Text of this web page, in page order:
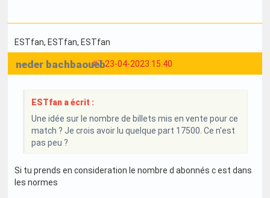
ESTfan, ESTfan, ESTfan
#7 23-04-2023 15:40
neder bachbaoueb
ESTfan a écrit :
Une idée sur le nombre de billets mis en vente pour ce
match ? Je crois avoir lu quelque part 17500. Ce n'est
pas peu ?
Si tu prends en consideration le nombre d abonnés c est dans
les normes